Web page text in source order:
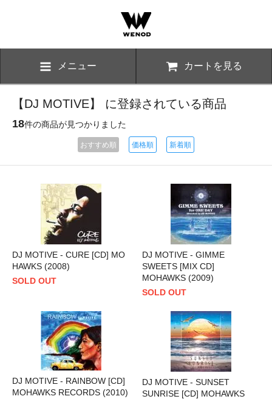
メニュー カートを見る
【DJ MOTIVE】 に登録されている商品
18件の商品が見つかりました
おすすめ順 価格順 新着順
DJ MOTIVE - CURE [CD] MO
HAWKS (2008)
SOLD OUT
DJ MOTIVE - GIMME
SWEETS [MIX CD]
MOHAWKS (2009)
SOLD OUT
DJ MOTIVE - RAINBOW [CD]
MOHAWKS RECORDS (2010)
DJ MOTIVE - SUNSET
SUNRISE [CD] MOHAWKS